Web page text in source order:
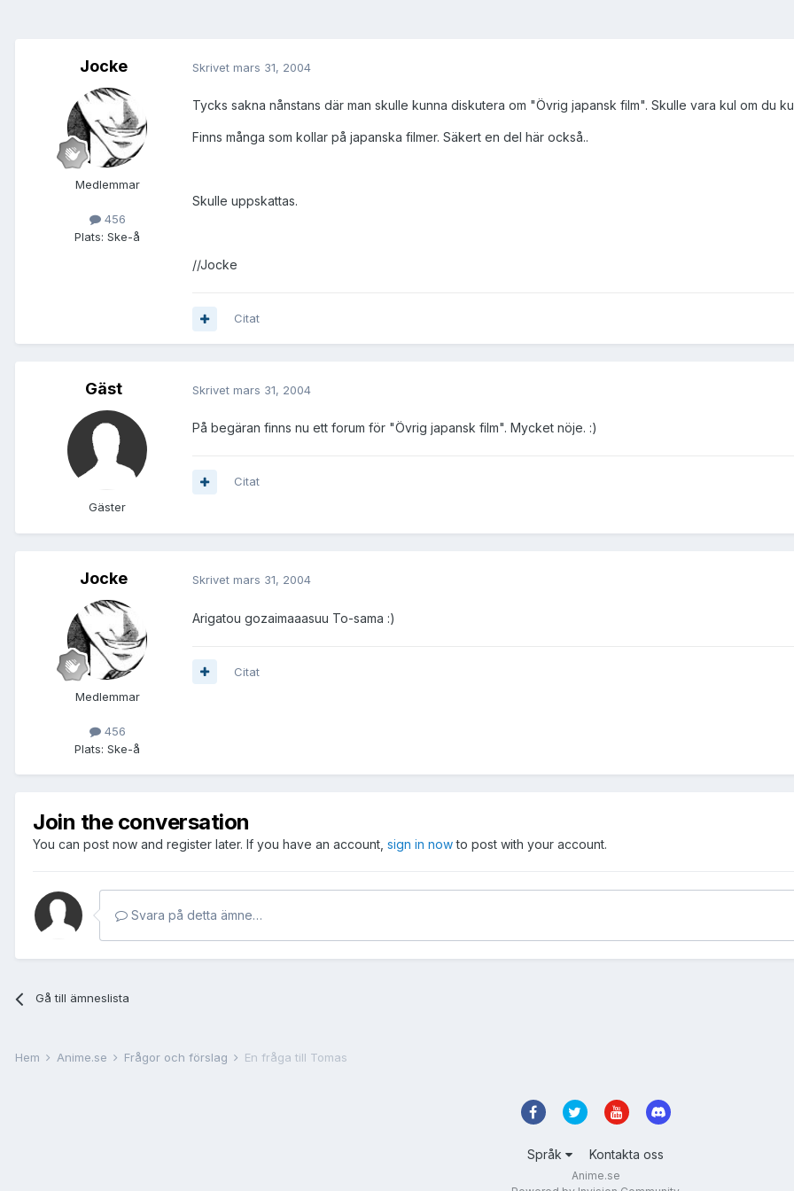
Jocke
Medlemmar
456
Plats: Ske-å
Skrivet mars 31, 2004
Tycks sakna nånstans där man skulle kunna diskutera om "Övrig japansk film". Skulle vara kul om du
Finns många som kollar på japanska filmer. Säkert en del här också..
Skulle uppskattas.
//Jocke
Citat
Gäst
Gäster
Skrivet mars 31, 2004
På begäran finns nu ett forum för "Övrig japansk film". Mycket nöje. :)
Citat
Jocke
Medlemmar
456
Plats: Ske-å
Skrivet mars 31, 2004
Arigatou gozaimaaasuu To-sama :)
Citat
Join the conversation
You can post now and register later. If you have an account, sign in nowto post with your account.
Svara på detta ämne…
Gå till ämneslista
Hem Anime.se Frågor och förslag En fråga till Tomas
Språk Kontakta oss
Anime.se